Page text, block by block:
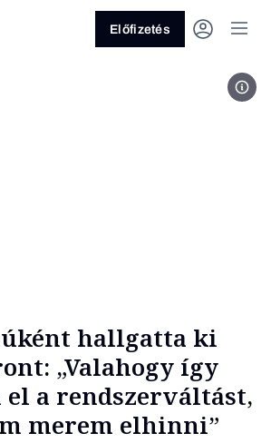
Előfizetés
hallgatta ki
„Valahogy így
el a rendszerváltást,
merem elhinni”